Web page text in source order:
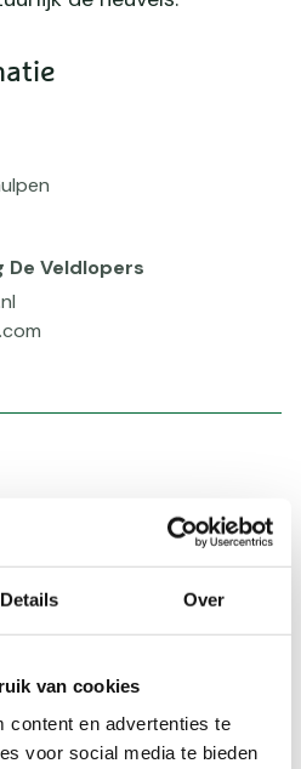
Details Over
van cookies
content en advertenties te
voor social media te bieden
Veldlopers